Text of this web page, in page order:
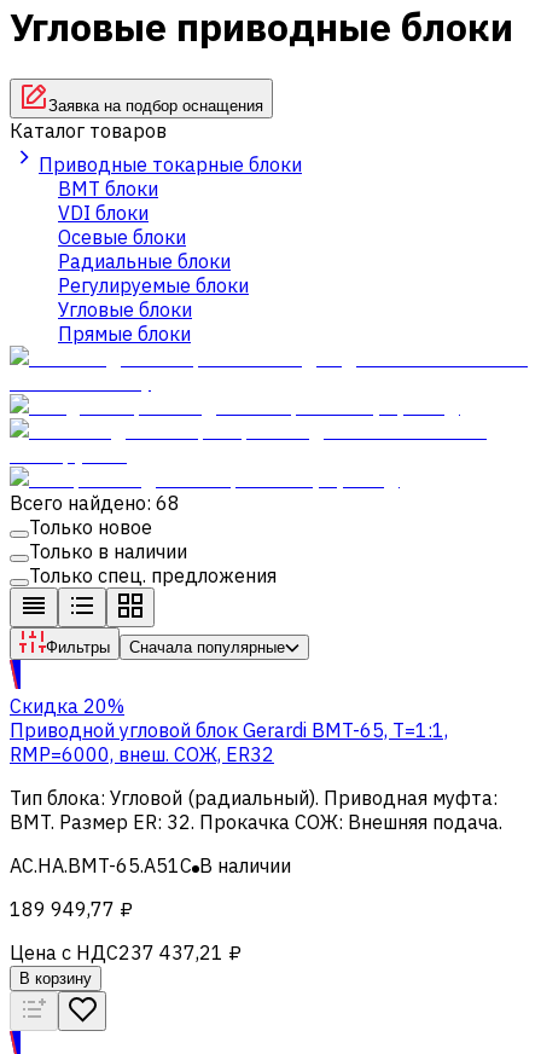
Угловые приводные блоки
Заявка на подбор оснащения
Каталог товаров
Приводные токарные блоки
BMT блоки
VDI блоки
Осевые блоки
Радиальные блоки
Регулируемые блоки
Угловые блоки
Прямые блоки
Всего найдено: 68
Только новое
Только в наличии
Только спец. предложения
Фильтры Сначала популярные
Скидка 20%
Приводной угловой блок Gerardi BMT-65, T=1:1,
RMP=6000, внеш. СОЖ, ER32
Тип блока: Угловой (радиальный). Приводная муфта:
BMT. Размер ER: 32. Прокачка СОЖ: Внешняя подача.
AC.HA.BMT-65.A51C В наличии
189 949,77 ₽
Цена с НДС237 437,21 ₽
В корзину